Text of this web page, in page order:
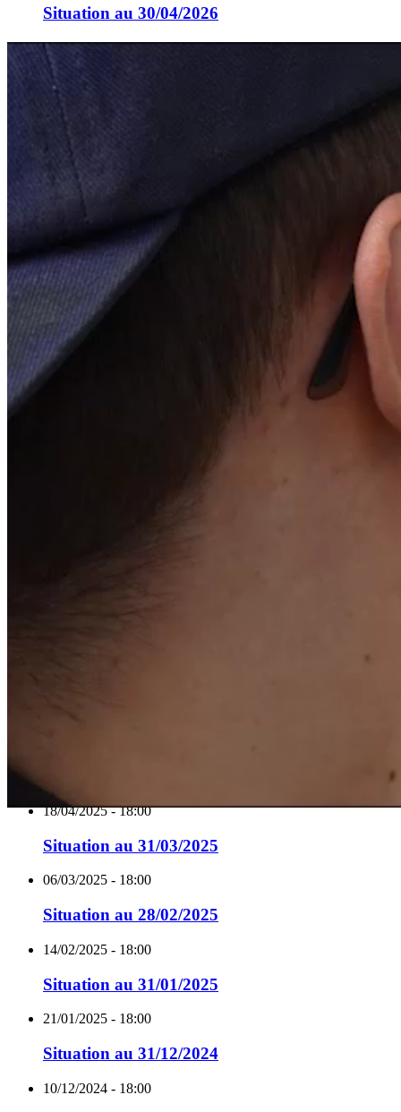
SYSTEMES DE
Nous accompagnons les
leur transition énergétique avec
Situation au 30/04/2026
30/04/2026 - 18:00
Situation au 31/03/2026
09/03/2026 - 18:00
Situation au 28/02/2026
06/02/2026 - 18:00
Situation au 31/01/2026
12/01/2026 - 18:00
Situation au 31/12/2025
12/12/2025 - 18:00
Situation au 30/11/2025
18/04/2025 - 18:00
Situation au 31/03/2025
06/03/2025 - 18:00
Situation au 28/02/2025
14/02/2025 - 18:00
Situation au 31/01/2025
21/01/2025 - 18:00
Situation au 31/12/2024
10/12/2024 - 18:00